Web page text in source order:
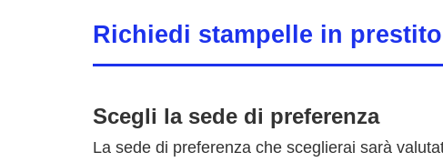
Richiedi stampelle in
Scegli la sede di preferenza
La sede di preferenza che sceglierai sarà